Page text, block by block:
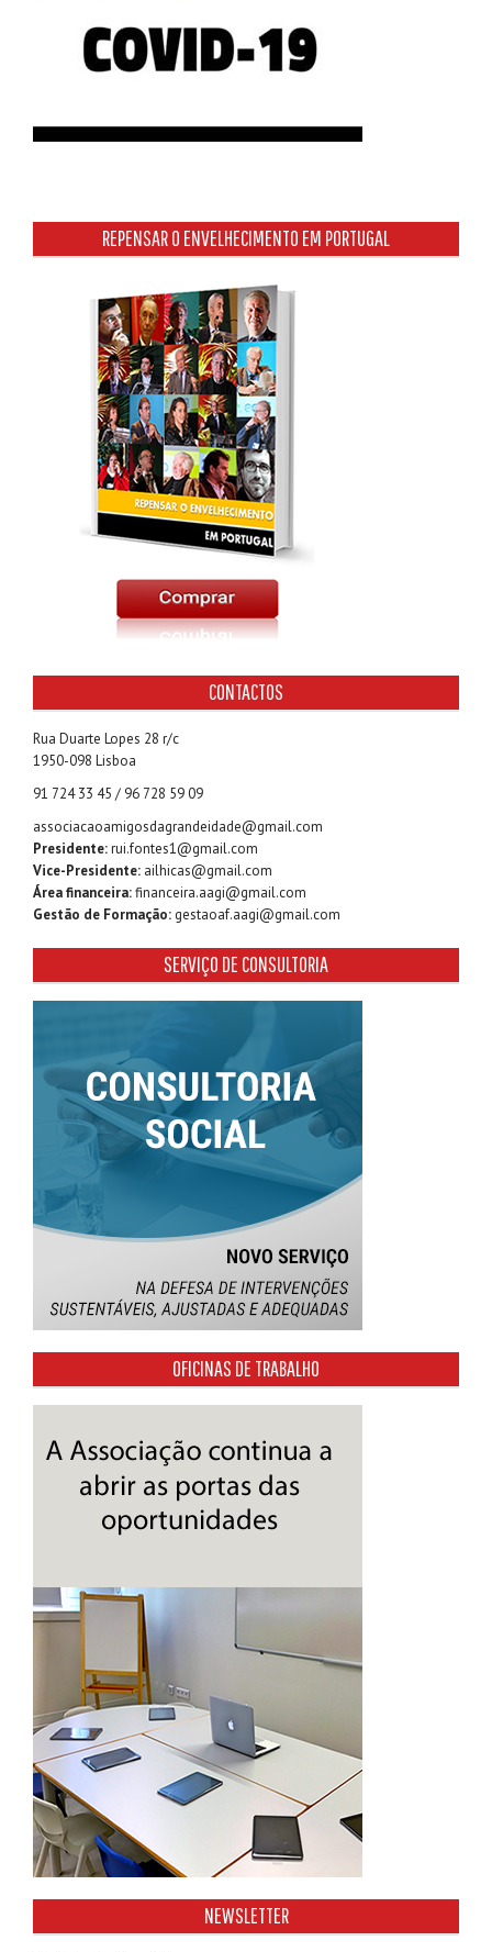
REPENSAR O ENVELHECIMENTO EM PORTUGAL
CONTACTOS
Rua Duarte Lopes 28 r/c
1950-098 Lisboa
91 724 33 45 / 96 728 59 09
associacaoamigosdagrandeidade@gmail.com
Presidente:rui.fontes1@gmail.com
Vice-Presidente: ailhicas@gmail.com
Área financeira:financeira.aagi@gmail.com
Gestão de Formação: gestaoaf.aagi@gmail.com
SERVIÇO DE CONSULTORIA
OFICINAS DE TRABALHO
NEWSLETTER